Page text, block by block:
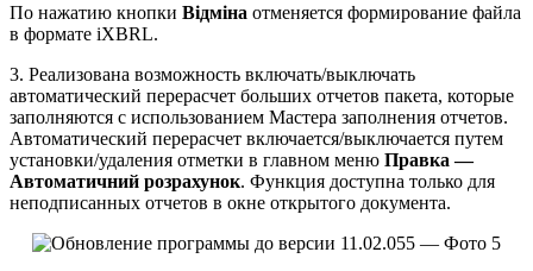
По нажатию кнопки Відміна отменяется формирование файла
в формате iXBRL.
3. Реализована возможность включать/выключать
автоматический перерасчет больших отчетов пакета, которые
заполняются с использованием Мастера заполнения отчетов.
Автоматический перерасчет включается/выключается путем
установки/удаления отметки в главном меню Правка —
Автоматичний розрахунок. Функция доступна только для
неподписанных отчетов в окне открытого документа.